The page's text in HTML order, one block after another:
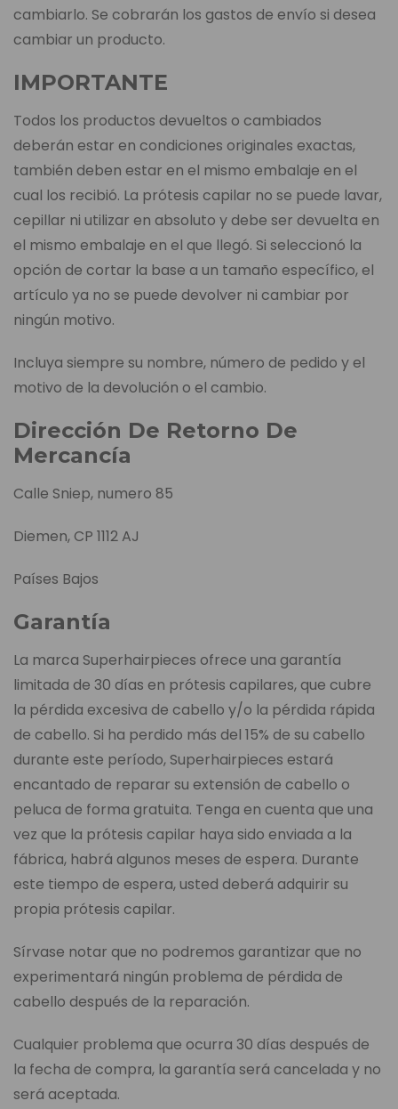
cambiarlo. Se cobrarán los gastos de envío si desea
cambiar un producto.
IMPORTANTE
Todos los productos devueltos o cambiados
deberán estar en condiciones originales exactas,
también deben estar en el mismo embalaje en el
cual los recibió. La prótesis capilar no se puede lavar,
cepillar ni utilizar en absoluto y debe ser devuelta en
el mismo embalaje en el que llegó. Si seleccionó la
opción de cortar la base a un tamaño específico, el
artículo ya no se puede devolver ni cambiar por
ningún motivo.
Incluya siempre su nombre, número de pedido y el
motivo de la devolución o el cambio.
Dirección De Retorno De
Mercancía
Calle Sniep, numero 85
Diemen, CP 1112 AJ
Países Bajos
Garantía
La marca Superhairpieces ofrece una garantía
limitada de 30 días en prótesis capilares, que cubre
la pérdida excesiva de cabello y/o la pérdida rápida
de cabello. Si ha perdido más del 15% de su cabello
durante este período, Superhairpieces estará
encantado de reparar su extensión de cabello o
peluca de forma gratuita. Tenga en cuenta que una
vez que la prótesis capilar haya sido enviada a la
fábrica, habrá algunos meses de espera. Durante
este tiempo de espera, usted deberá adquirir su
propia prótesis capilar.
Sírvase notar que no podremos garantizar que no
experimentará ningún problema de pérdida de
cabello después de la reparación.
Cualquier problema que ocurra 30 días después de
la fecha de compra, la garantía será cancelada y no
será aceptada.